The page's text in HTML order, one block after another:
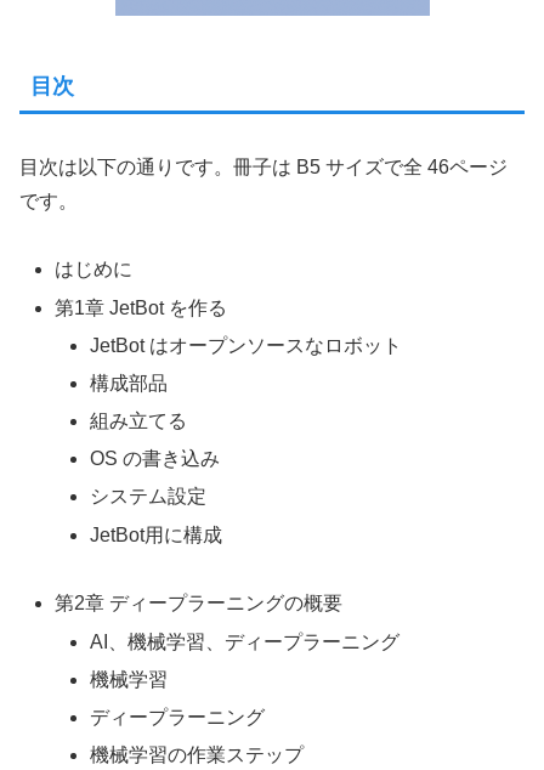
目次
目次は以下の通りです。冊子は B5 サイズで全 46ページ
です。
はじめに
第1章 JetBot を作る
JetBot はオープンソースなロボット
構成部品
組み立てる
OS の書き込み
システム設定
JetBot用に構成
第2章 ディープラーニングの概要
AI、機械学習、ディープラーニング
機械学習
ディープラーニング
機械学習の作業ステップ